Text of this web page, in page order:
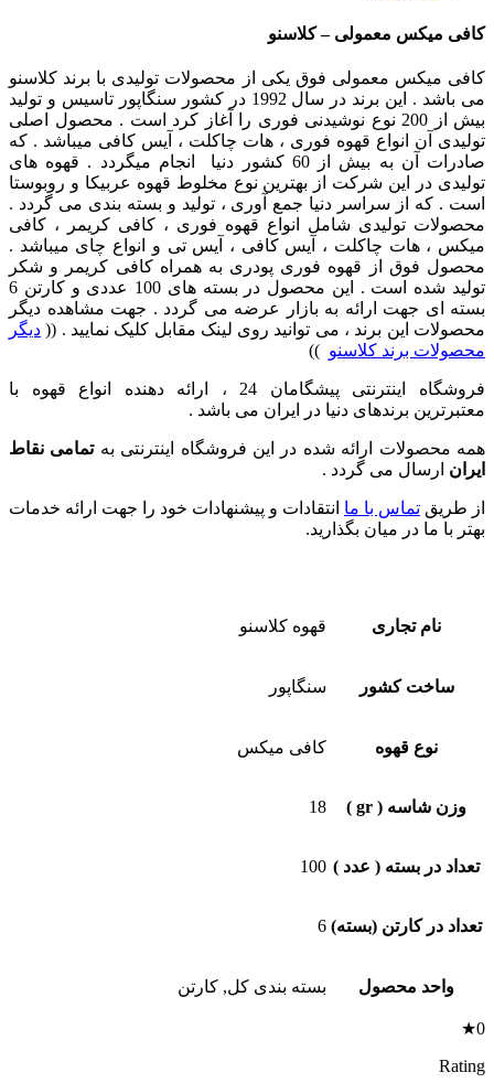
کافی میکس معمولی – کلاسنو
کافی میکس معمولی فوق یکی از محصولات تولیدی با برند کلاسنو
می باشد . این برند در سال 1992 در کشور سنگاپور تاسیس و تولید
بیش از 200 نوع نوشیدنی فوری را آغاز کرد است . محصول اصلی
تولیدی آن انواع قهوه فوری ، هات چاکلت ، آیس کافی میباشد . که
صادرات آن به بیش از 60 کشور دنیا انجام میگردد . قهوه های
تولیدی در این شرکت از بهترین نوع مخلوط قهوه عربیکا و روبوستا
است . که از سراسر دنیا جمع آوری ، تولید و بسته بندی می گردد .
محصولات تولیدی شامل انواع قهوه فوری ، کافی کریمر ، کافی
میکس ، هات چاکلت ، آیس کافی ، آیس تی و انواع چای میباشد .
محصول فوق از قهوه فوری پودری به همراه کافی کریمر و شکر
تولید شده است . این محصول در بسته های 100 عددی و کارتن 6
بسته ای جهت ارائه به بازار عرضه می گردد . جهت مشاهده دیگر
محصولات این برند ، می توانید روی لینک مقابل کلیک نمایید . (( دیگر
محصولات برند کلاسنو ))
فروشگاه اینترنتی پیشگامان 24 ، ارائه دهنده انواع قهوه با
معتبرترین برندهای دنیا در ایران می باشد .
همه محصولات ارائه شده در این فروشگاه اینترنتی بهتمامی نقاط
ایران ارسال می گردد .
از طریق تماس با ما انتقادات و پیشنهادات خود را جهت ارائه خدمات
بهتر با ما در میان بگذارید.
نام تجاری قهوه کلاسنو
ساخت کشور سنگاپور
نوع قهوه کافی میکس
وزن شاسه ( gr ) 18
تعداد در بسته ( عدد ) 100
تعداد در کارتن (بسته) 6
واحد محصول بسته بندی کل, کارتن
0★
Rating